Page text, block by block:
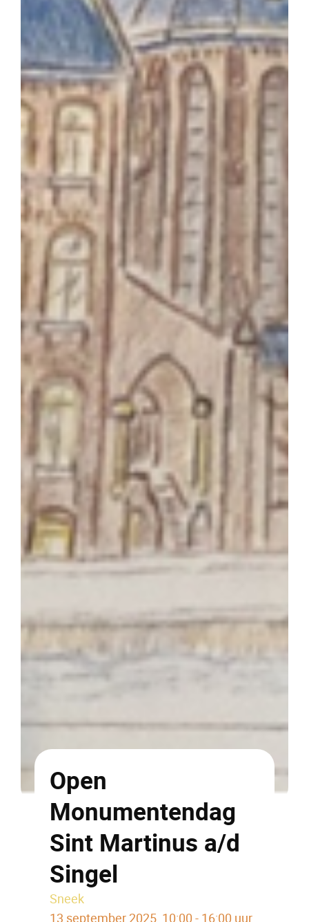
Open
Monumentendag
Sint Martinus a/d
Singel
Sneek
13 september 2025, 10:00 - 16:00 uur